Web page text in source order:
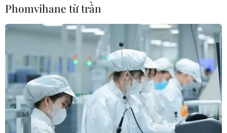
Tây Ban Nha: 100 người thiệt mạng
trong vụ vượt biển ồ ạt vào Ceuta
Đức tuyên án chung thân đối tượng
gây vụ lao xe vào đám đông ở
Munich
06/08/2026 15:57
Phomvihane từ trần